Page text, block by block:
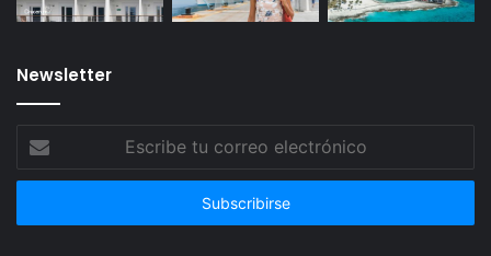
Newsletter
correo